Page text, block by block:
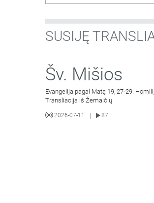
SUSIJĘ
Šv. Mišios
Evangelija pagal Matą 19, 27-29.
Transliacija iš Žemaičių
2026-07-11 | 87